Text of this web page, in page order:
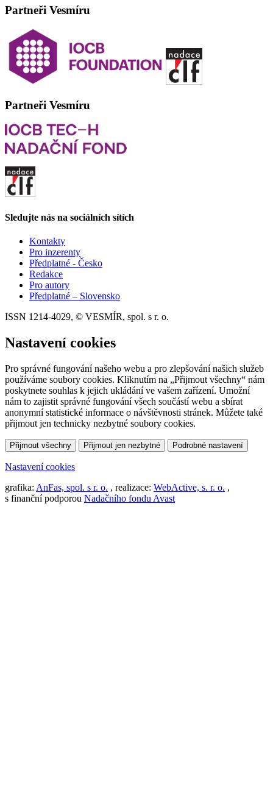
Partneři Vesmíru
Partneři Vesmíru
Sledujte nás na sociálních sítích
Kontakty
Pro inzerenty
Předplatné - Česko
Redakce
Pro autory
Předplatné – Slovensko
ISSN 1214-4029, © VESMÍR, spol. s r. o.
Nastavení cookies
Pro správné fungování našeho webu a pro zlepšování našich služeb
používáme soubory cookies. Kliknutím na „Přijmout všechny“ nám
poskytnete souhlas k jejich ukládání ve vašem zařízení. Umožní
nám to zajistit správné fungování všech součástí webu a sbírat
anonymní statistické informace o návštěvnosti stránek. Můžete také
přijmout jen technicky nezbytné soubory cookies.
Přijmout všechny Přijmout jen nezbytné Podrobné nastavení
Nastavení cookies
grafika: AnFas, spol. s r. o. , realizace: WebActive, s. r. o. ,
s finanční podporou Nadačního fondu Avast